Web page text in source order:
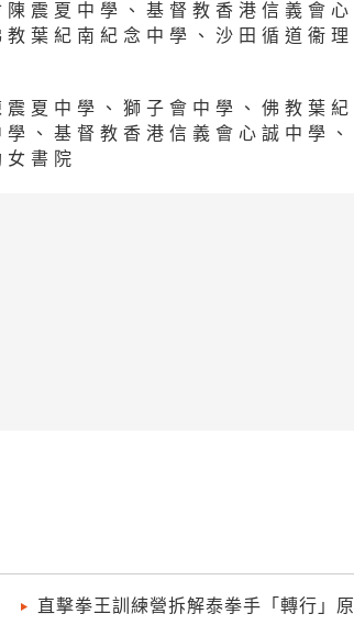
震夏中學、基督教香港信義會心
葉紀南紀念中學、沙田循道衞理
夏中學、獅子會中學、佛教葉紀
、基督教香港信義會心誠中學、
書院
直擊拳王訓練營拆解泰拳手「轉行」原